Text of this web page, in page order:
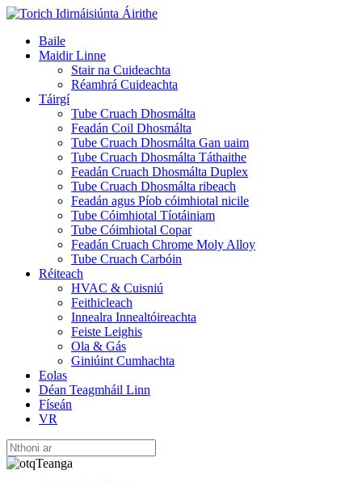
Baile
Maidir Linne
Stair na Cuideachta
Réamhrá Cuideachta
Táirgí
Tube Cruach Dhosmálta
Feadán Coil Dhosmálta
Tube Cruach Dhosmálta Gan uaim
Tube Cruach Dhosmálta Táthaithe
Feadán Cruach Dhosmálta Duplex
Tube Cruach Dhosmálta ribeach
Feadán agus Píob cóimhiotal nicile
Tube Cóimhiotal Tíotáiniam
Tube Cóimhiotal Copar
Feadán Cruach Chrome Moly Alloy
Tube Cruach Carbóin
Réiteach
HVAC & Cuisniú
Feithicleach
Innealra Innealtóireachta
Feiste Leighis
Ola & Gás
Giniúint Cumhachta
Eolas
Déan Teagmháil Linn
Físeán
VR
Teanga